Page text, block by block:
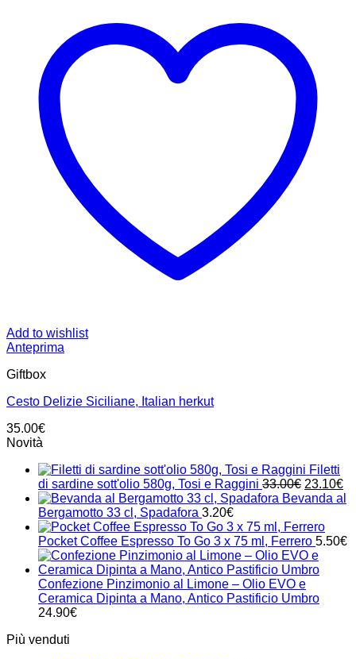
Add to wishlist
Anteprima
Giftbox
Cesto Delizie Siciliane, Italian herkut
35.00€
Novità
Filetti
di sardine sott'olio 580g, Tosi e Raggini 33.00€ Il
prezzo
era:
33.00€.
23.10€Il
Bevanda al
Bergamotto 33 cl, Spadafora 3.20€
Pocket Coffee Espresso To Go 3 x 75 ml, Ferrero 5.50€
Confezione Pinzimonio al Limone – Olio EVO e
Ceramica Dipinta a Mano, Antico Pastificio Umbro
24.90€
Più venduti